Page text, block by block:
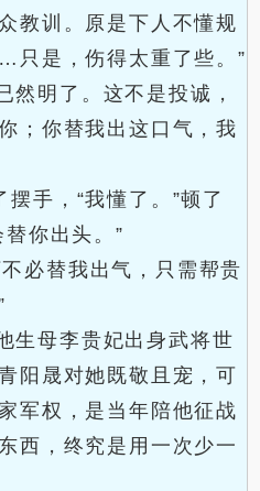
教训。原是下人不懂规
是，伤得太重了些。”
然明了。这不是投诚，
；你替我出这口气，我
摆手，“我懂了。”顿了
你出头。”
必替我出气，只需帮贵
生母李贵妃出身武将世
阳晟对她既敬且宠，可
军权，是当年陪他征战
西，终究是用一次少一